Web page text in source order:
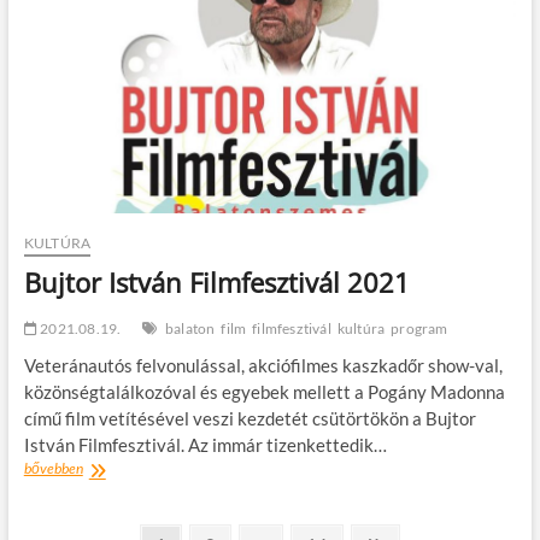
KULTÚRA
Bujtor István Filmfesztivál 2021
2021.08.19. balaton film filmfesztivál kultúra program
Veteránautós felvonulással, akciófilmes kaszkadőr show-val,
közönségtalálkozóval és egyebek mellett a Pogány Madonna
című film vetítésével veszi kezdetét csütörtökön a Bujtor
István Filmfesztivál. Az immár tizenkettedik…
bővebbenBujtor